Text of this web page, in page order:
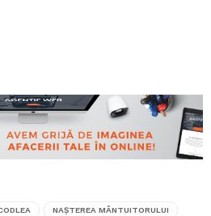
NAŞTEREA MÂNTUITORULUI